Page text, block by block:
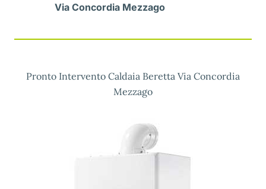
Via Concordia Mezzago
Pronto Intervento Caldaia Beretta Via Concordia
Mezzago